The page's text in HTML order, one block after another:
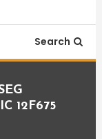
Search
12F675